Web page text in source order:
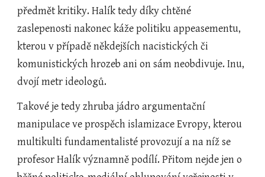
předmět kritiky. Halík tedy díky chtěné
zaslepenosti nakonec káže politiku appeasementu,
kterou v případě někdejších nacistických či
komunistických hrozeb ani on sám neobdivuje. Inu,
dvojí metr ideologů.
Takové je tedy zhruba jádro argumentační
manipulace ve prospěch islamizace Evropy, kterou
multikulti fundamentalisté provozují a na níž se
profesor Halík významně podílí. Přitom nejde jen o